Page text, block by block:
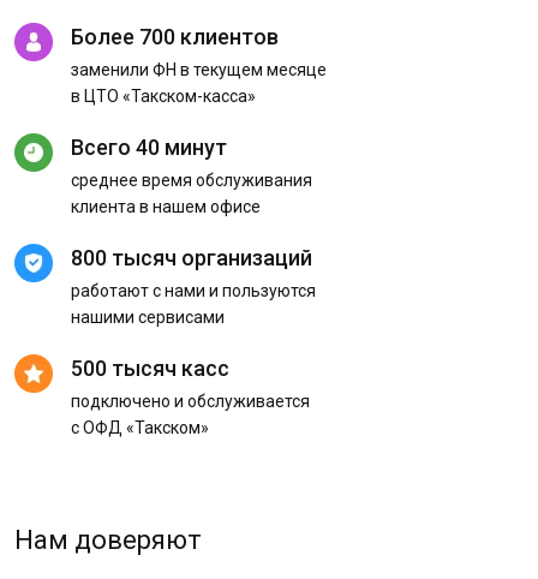
Более 700 клиентов
заменили ФН в текущем месяце
в ЦТО «Такском-касса»
Всего 40 минут
среднее время обслуживания
клиента в нашем офисе
800 тысяч организаций
работают с нами и пользуются
нашими сервисами
500 тысяч касс
подключено и обслуживается
с ОФД «Такском»
Нам доверяют